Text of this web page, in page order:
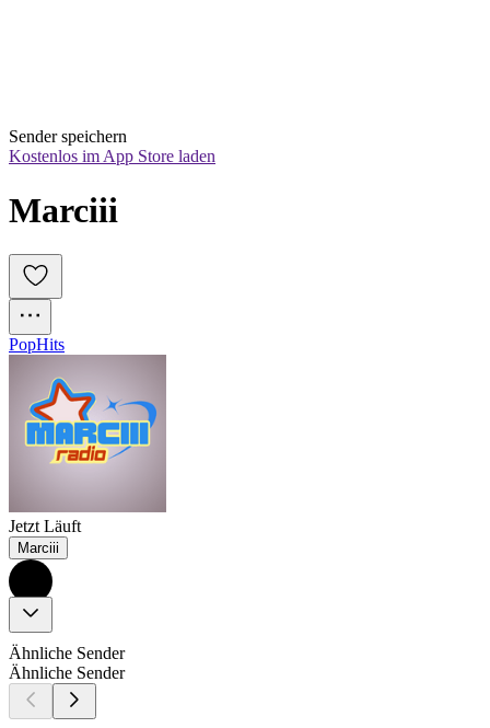
Sender speichern
Kostenlos im App Store laden
Marciii
PopHits
Jetzt Läuft
Marciii
Ähnliche Sender
Ähnliche Sender